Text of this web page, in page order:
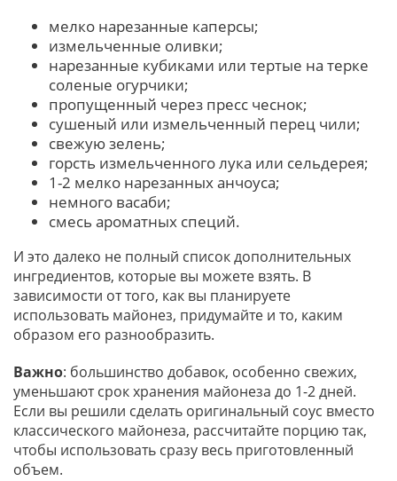
мелко нарезанные каперсы;
измельченные оливки;
нарезанные кубиками или тертые на терке
соленые огурчики;
пропущенный через пресс чеснок;
сушеный или измельченный перец чили;
свежую зелень;
горсть измельченного лука или сельдерея;
1-2 мелко нарезанных анчоуса;
немного васаби;
смесь ароматных специй.
И это далеко не полный список дополнительных
ингредиентов, которые вы можете взять. В
зависимости от того, как вы планируете
использовать майонез, придумайте и то, каким
образом его разнообразить.
Важно: большинство добавок, особенно свежих,
уменьшают срок хранения майонеза до 1-2 дней.
Если вы решили сделать оригинальный соус вместо
классического майонеза, рассчитайте порцию так,
чтобы использовать сразу весь приготовленный
объем.